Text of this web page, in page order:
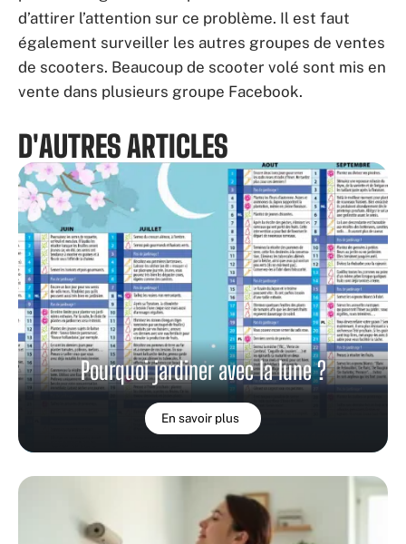
d’attirer l’attention sur ce problème. Il est faut
également surveiller les autres groupes de ventes
de scooters. Beaucoup de scooter volé sont mis en
vente dans plusieurs groupe Facebook.
D'AUTRES ARTICLES
Pourquoi jardiner avec la lune ?
En savoir plus